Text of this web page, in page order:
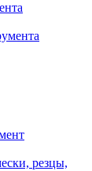
резцы,